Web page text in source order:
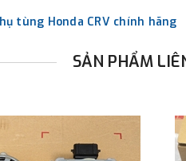
tùng Honda CRV chính hãng
SẢN PHẨM